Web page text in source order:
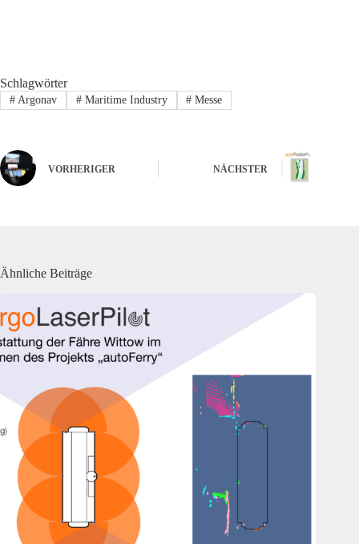
Schlagwörter
#Argonav #Maritime Industry # Messe
VORHERIGER NÄCHSTER
Ähnliche Beiträge